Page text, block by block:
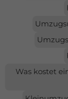
Was kostet